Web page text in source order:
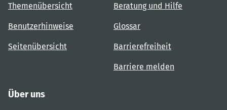
Themenübersicht
Benutzerhinweise
Seitenübersicht
Beratung und Hilfe
Glossar
Barrierefreiheit
Barriere melden
Über uns